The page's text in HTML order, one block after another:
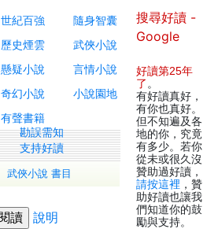
世紀百強
隨身智囊
歷史煙雲
武俠小說
懸疑小說
言情小說
奇幻小說
小說園地
有聲書籍
勘誤需知
支持好讀
武俠小說 書目
說明
搜尋好讀 -
Google
好讀第25年
了 。
有好讀真好，
有你也真好。
但不知遍及各
地的你，究竟
有多少。若你
從未或很久沒
贊助過好讀，
請按這裡 ，贊
助好讀也讓我
們知道你的鼓
勵與支持。